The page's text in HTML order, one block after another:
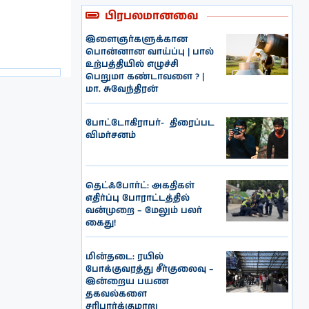
பிரபலமானவை
இளைஞர்களுக்கான
பொன்னான வாய்ப்பு | பால்
உற்பத்தியில் எழுச்சி
பெறுமா கண்டாவளை ? |
மா. சுவேந்திரன்
போட்டோகிராபர்- ‌ திரைப்பட
விமர்சனம்
தெட்ஃபோர்ட்: அகதிகள்
எதிர்ப்பு போராட்டத்தில்
வன்முறை – மேலும் பலர்
கைது!
மின்தடை: ரயில்
போக்குவரத்து சீர்குலைவு –
இன்றைய பயண
தகவல்களை